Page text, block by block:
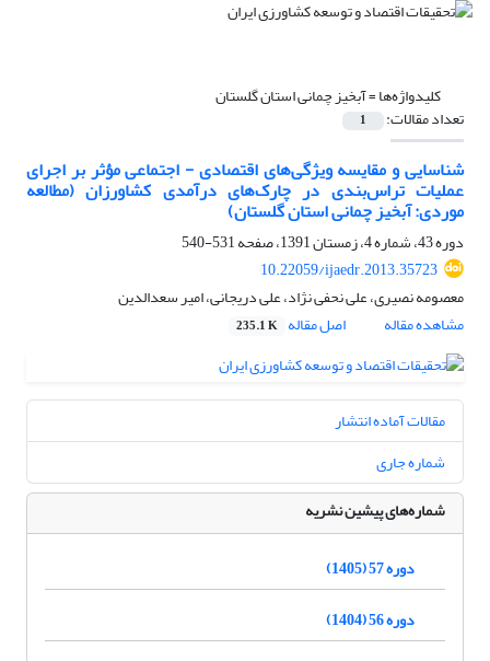
کلیدواژه‌ها =آبخیز چمانی استان گلستان
تعداد مقالات: 1
شناسایی و مقایسه ویژگی‌های اقتصادی - اجتماعی مؤثر بر اجرای
عملیات تراس‌بندی در چارک‌های درآمدی کشاورزان (مطالعه
موردی: آبخیز چمانی استان گلستان)
دوره 43، شماره 4، زمستان 1391، صفحه
531-540
10.22059/ijaedr.2013.35723
معصومه نصیری، علی نحفی نژاد، علی دریجانی، امیر سعدالدین
مشاهده مقاله
اصل مقاله 235.1 K
مقالات آماده انتشار
شماره جاری
شماره‌های پیشین نشریه
دوره 57 (1405)
دوره 56 (1404)